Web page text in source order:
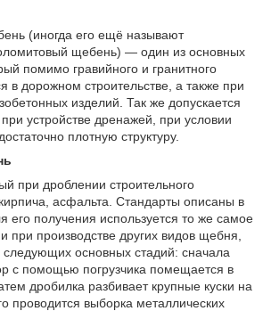
(иногда его ещё называют
щебень) — один из основных
помимо гравийного и гранитного
в дорожном строительстве, а также при
изделий. Так же допускается
устройстве дренажей, при условии
плотную структуру.
при дроблении строительного
асфальта. Стандарты описаны в
получения используется то же самое
при производстве других видов щебня,
следующих основных стадий: сначала
с помощью погрузчика помещается в
дробилка разбивает крупные куски на
проводится выборка металлических